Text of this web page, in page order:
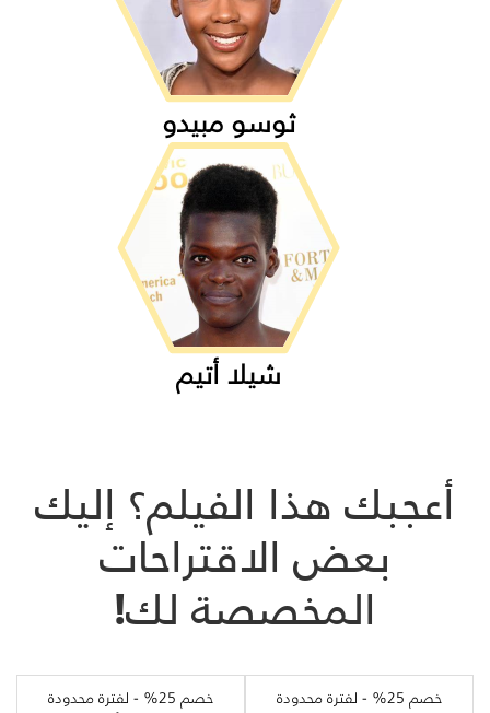
ثوسو مبيدو
شيلا أتيم
أعجبك هذا الفيلم؟ إليك
بعض الاقتراحات
المخصصة لك!
خصم 25% - لفترة محدودة خصم 25% - لفترة محدودة